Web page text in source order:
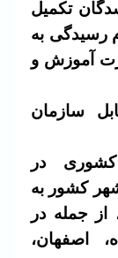
شدگان تکمیل
رسیدگی به
آموزش و
سازمان
کشوری در
شهر کشور به
از جمله در
اصفهان،